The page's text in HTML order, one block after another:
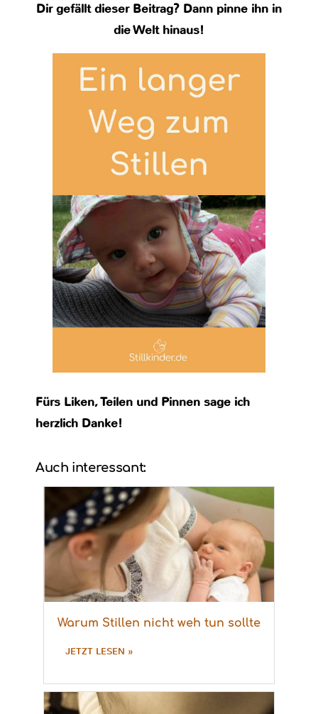
Dir gefällt dieser Beitrag? Dann pinne ihn in
die Welt hinaus!
Fürs Liken, Teilen und Pinnen sage ich
herzlich Danke!
Auch interessant:
Warum Stillen nicht weh tun sollte
JETZT LESEN »